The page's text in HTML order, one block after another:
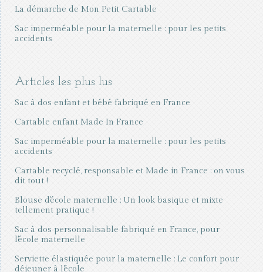
La démarche de Mon Petit Cartable
Sac imperméable pour la maternelle : pour les petits
accidents
Articles les plus lus
Sac à dos enfant et bébé fabriqué en France
Cartable enfant Made In France
Sac imperméable pour la maternelle : pour les petits
accidents
Cartable recyclé, responsable et Made in France : on vous
dit tout !
Blouse d'école maternelle : Un look basique et mixte
tellement pratique !
Sac à dos personnalisable fabriqué en France, pour
l'école maternelle
Serviette élastiquée pour la maternelle : Le confort pour
déjeuner à l'école